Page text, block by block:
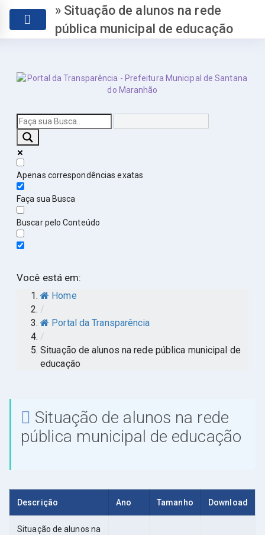
» Situação de alunos na rede
pública municipal de educação
Apenas correspondências exatas
Faça sua Busca
Buscar pelo Conteúdo
Você está em:
Home
/
Portal da Transparência
/
Situação de alunos na rede pública municipal de
educação
Situação de alunos na rede
pública municipal de educação
Descrição Ano Tamanho Download
Situação de alunos na